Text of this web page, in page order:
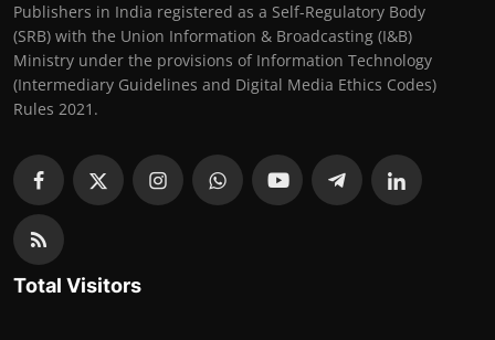
Publishers in India registered as a Self-Regulatory Body
(SRB) with the Union Information & Broadcasting (I&B)
Ministry under the provisions of Information Technology
(Intermediary Guidelines and Digital Media Ethics Codes)
Rules 2021.
Total Visitors